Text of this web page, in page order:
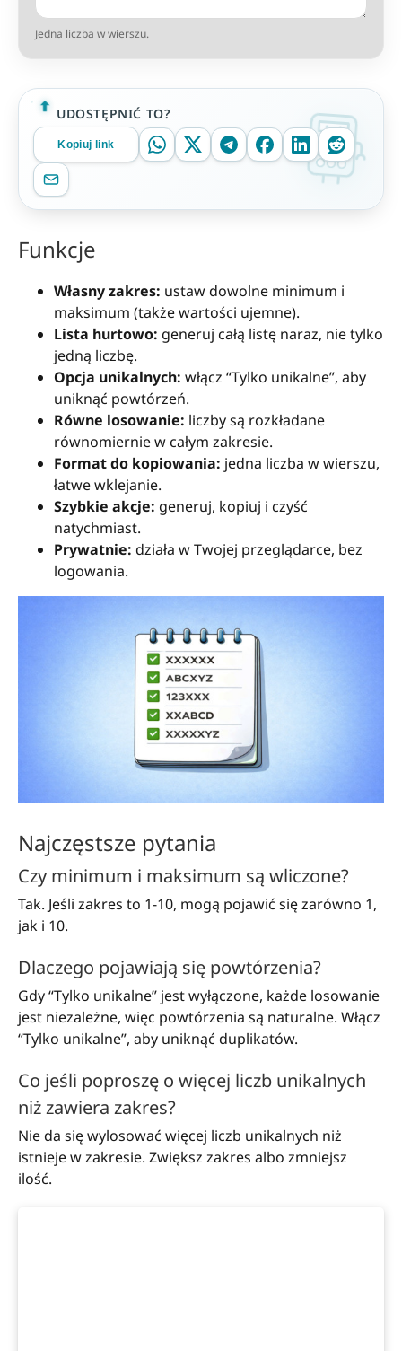
Jedna liczba w wierszu.
UDOSTĘPNIĆ TO?
Kopiuj link
Funkcje
Własny zakres: ustaw dowolne minimum i
maksimum (także wartości ujemne).
Lista hurtowo: generuj całą listę naraz, nie tylko
jedną liczbę.
Opcja unikalnych: włącz “Tylko unikalne”, aby
uniknąć powtórzeń.
Równe losowanie: liczby są rozkładane
równomiernie w całym zakresie.
Format do kopiowania: jedna liczba w wierszu,
łatwe wklejanie.
Szybkie akcje: generuj, kopiuj i czyść
natychmiast.
Prywatnie: działa w Twojej przeglądarce, bez
logowania.
Najczęstsze pytania
Czy minimum i maksimum są wliczone?
Tak. Jeśli zakres to 1-10, mogą pojawić się zarówno 1,
jak i 10.
Dlaczego pojawiają się powtórzenia?
Gdy “Tylko unikalne” jest wyłączone, każde losowanie
jest niezależne, więc powtórzenia są naturalne. Włącz
“Tylko unikalne”, aby uniknąć duplikatów.
Co jeśli poproszę o więcej liczb unikalnych
niż zawiera zakres?
Nie da się wylosować więcej liczb unikalnych niż
istnieje w zakresie. Zwiększ zakres albo zmniejsz
ilość.